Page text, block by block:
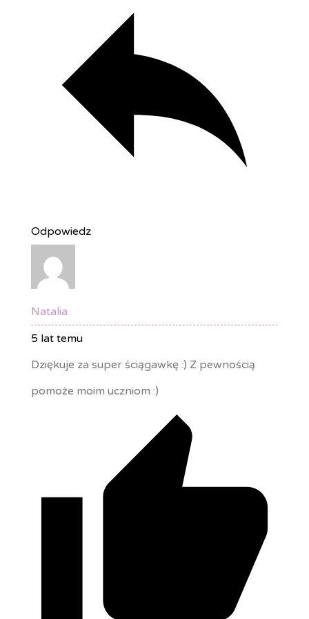
Odpowiedz
Natalia
5 lat temu
Dziękuje za super ściągawkę :) Z pewnością
pomoże moim uczniom :)